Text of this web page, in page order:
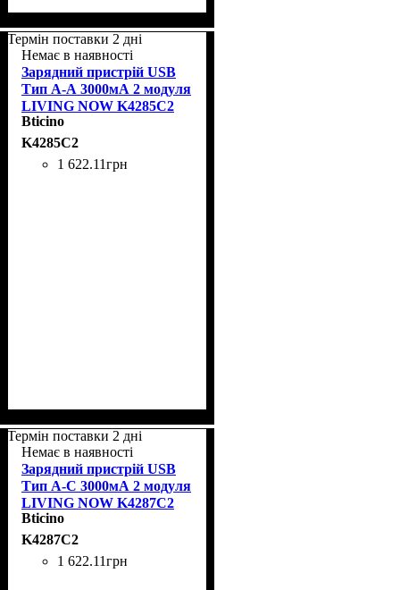
Термін поставки 2 дні
Немає в наявності
Зарядний пристрій USB
Тип А-А 3000мА 2 модуля
LIVING NOW K4285C2
Bticino
K4285C2
1 622.11грн
Термін поставки 2 дні
Немає в наявності
Зарядний пристрій USB
Тип А-С 3000мА 2 модуля
LIVING NOW K4287C2
Bticino
K4287C2
1 622.11грн